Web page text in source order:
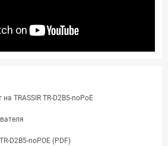
TRASSIR TR-D2B5-noPoE
D2B5-noPOE (PDF)